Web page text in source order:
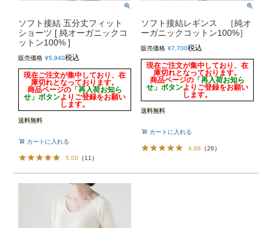
ソフト接結 五分丈フィット
ショーツ [ 純オーガニックコ
ットン100% ]
販売価格 ¥5,940税込
現在ご注文が集中しており、在
庫切れとなっております。
商品ページの 「再入荷お知ら
せ」ボタンよりご登録をお願い
します。
送料無料
カートに入れる
5.00 （11 ）
ソフト接結レギンス ［純オ
ーガニックコットン100%］
販売価格 ¥7,700税込
現在ご注文が集中しており、在
庫切れとなっております。
商品ページの「再入荷お知ら
せ」ボタンよりご登録をお願い
します。
送料無料
カートに入れる
4.88 （26）